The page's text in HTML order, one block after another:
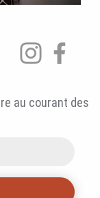
au courant des